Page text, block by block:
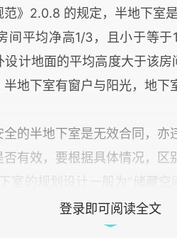
》2.0.8 的规定，半地下室
间平均净高1/3，且小于等
计地面的平均高度大于该
地下室有窗户与阳光，地下
的半地下室是无效合同，亦
有效，要根据具体情况，区
室的规划设计一般为“储藏
是对住宿要求不高，譬如早
规定半地下室不得出租，故
登录即可阅读全文